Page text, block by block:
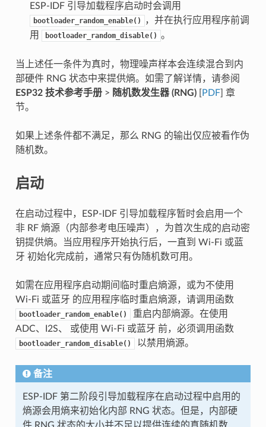
ESP-IDF 引导加载程序启动时会调用
bootloader_random_enable()
，并在执行应用程序前调
用
bootloader_random_disable() 。
当上述任一条件为真时，物理噪声样本会连续混合到内
部硬件 RNG 状态中来提供熵。如需了解详情，请参阅
ESP32 技术参考手册> 随机数发生器 (RNG)[ PDF] 章
节。
如果上述条件都不满足，那么 RNG 的输出仅应被看作伪
随机数。
启动
在启动过程中，ESP-IDF 引导加载程序暂时会启用一个
非 RF 熵源（内部参考电压噪声），为首次生成的启动密
钥提供熵。当应用程序开始执行后，一直到 Wi-Fi 或蓝
牙 初始化完成前，通常只有伪随机数可用。
如需在应用程序启动期间临时重启熵源，或为不使用
Wi-Fi 或蓝牙 的应用程序临时重启熵源，请调用函数
bootloader_random_enable()
重启内部熵源。在使用
ADC、I2S、 或使用 Wi-Fi 或蓝牙 前，必须调用函数
bootloader_random_disable() 以禁用熵源。
备注
ESP-IDF 第二阶段引导加载程序在启动过程中启用的
熵源会用熵来初始化内部 RNG 状态。但是，内部硬